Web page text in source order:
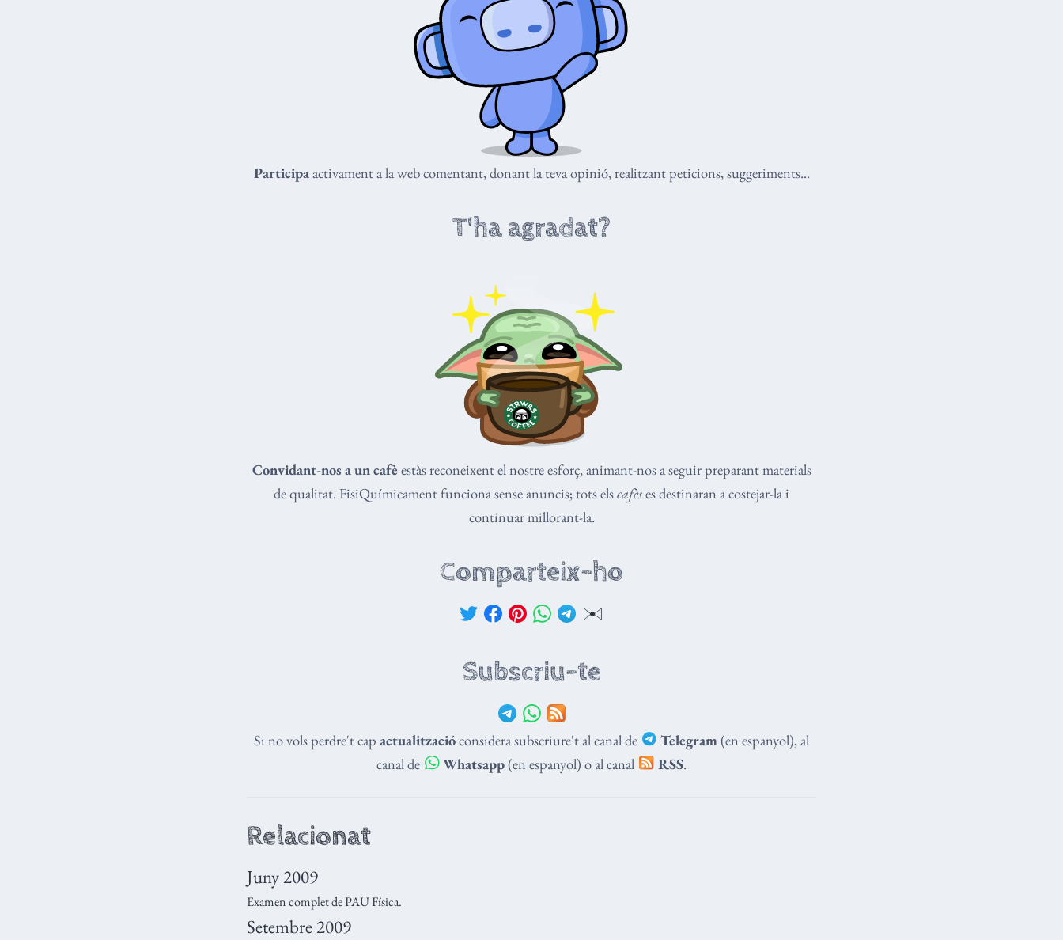
Participa activament a la web comentant, donant la teva opinió, realitzant peticions, suggeriments...
T'ha agradat?
Convidant-nos a un cafèestàs reconeixent el nostre esforç, animant-nos a seguir preparant materials
de qualitat. FisiQuímicament funciona sense anuncis; tots elscafèses destinaran a costejar-la i
continuar millorant-la.
Comparteix-ho
✉️
Subscriu-te
Si no vols perdre't cap actualitzacióconsidera subscriure't al canal de Telegram (en espanyol), al
canal de
Whatsapp(en espanyol) o al canal RSS.
Relacionat
Juny 2009
Examen complet de PAU Física.
Setembre 2009